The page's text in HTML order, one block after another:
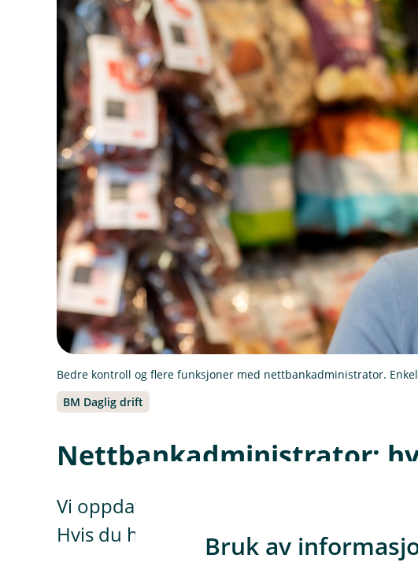
Bedre kontroll og flere funksjoner med nettbankadministrator.
BM Daglig drift
Nettbankadministrator;
Vi oppdaterer nå nettbankavtalene for å
Hvis du har mottatt en SMS om dette,
Bruk av